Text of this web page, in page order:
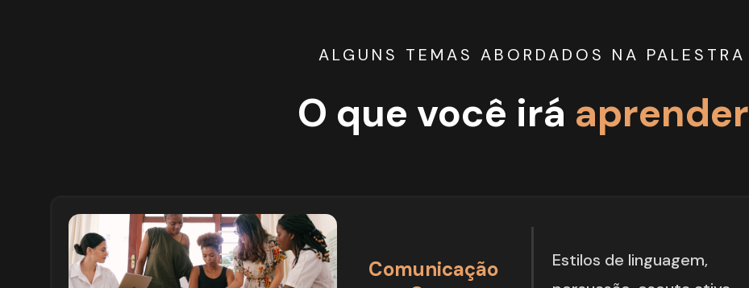
ALGUNS TEMAS ABORDADOS NA PALESTRA
O que você irá aprender
Estilos de linguagem,
Comunicação